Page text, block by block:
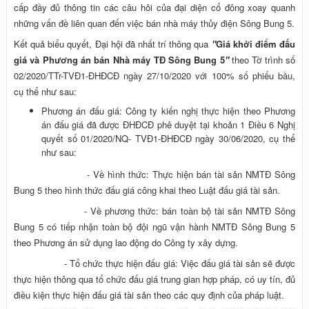
cấp đầy đủ thông tin các câu hỏi của đại diện cổ đông xoay quanh
những vấn đề liên quan đến việc bán nhà máy thủy điện Sông Bung 5.
Kết quả biểu quyết, Đại hội đã nhất trí thông qua "Giá khởi điểm đấu
giá và Phương án bán Nhà máy TĐ Sông Bung 5"theo Tờ trình số
02/2020/TTr-TVĐ1-ĐHĐCĐ ngày 27/10/2020 với 100% số phiếu bầu,
cụ thể như sau:
Phương án đấu giá: Công ty kiến nghị thực hiện theo Phương
án đấu giá đã được ĐHĐCĐ phê duyệt tại khoản 1 Điều 6 Nghị
quyết số 01/2020/NQ- TVĐ1-ĐHĐCĐ ngày 30/06/2020, cụ thể
như sau:
- Về hình thức: Thực hiện bán tài sản NMTĐ Sông
Bung 5 theo hình thức đấu giá công khai theo Luật đấu giá tài sản.
- Về phương thức: bán toàn bộ tài sản NMTĐ Sông
Bung 5 có tiếp nhận toàn bộ đội ngũ vận hành NMTĐ Sông Bung 5
theo Phương án sử dụng lao động do Công ty xây dựng.
- Tổ chức thực hiện đấu giá: Việc đấu giá tài sản sẽ được
thực hiện thông qua tổ chức đấu giá trung gian hợp pháp, có uy tín, đủ
điều kiện thực hiện đấu giá tài sản theo các quy định của pháp luật.